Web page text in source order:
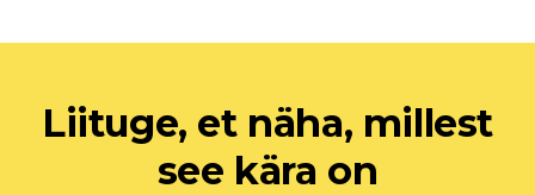
Liituge, et näha, millest
see kära on